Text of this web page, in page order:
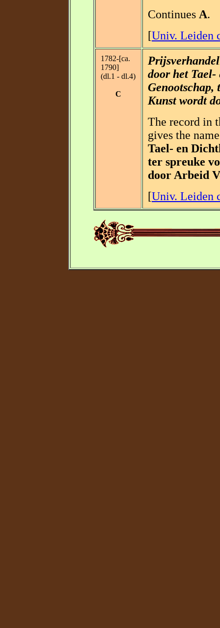
Continues A.
[Univ. Leiden
1782-[ca.
1790]
(dl.1 - dl.4)
C
door het
Genootschap,
Kunst wordt
The record in
gives the
Tael- en
ter spreuke
door Arbeid
[Univ. Leiden